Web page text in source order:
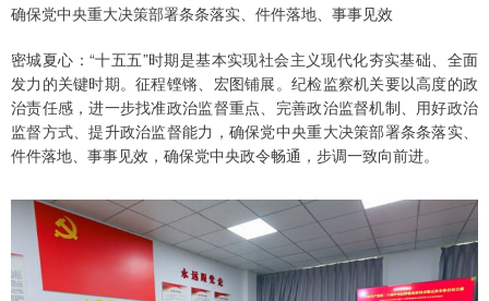
确保党中央重大决策部署条条落实、件件落地、事事见效
密城夏心：“十五五”时期是基本实现社会主义现代化夯实基础、全面
发力的关键时期。征程铿锵、宏图铺展。纪检监察机关要以高度的政
治责任感，进一步找准政治监督重点、完善政治监督机制、用好政治
监督方式、提升政治监督能力，确保党中央重大决策部署条条落实、
件件落地、事事见效，确保党中央政令畅通，步调一致向前进。